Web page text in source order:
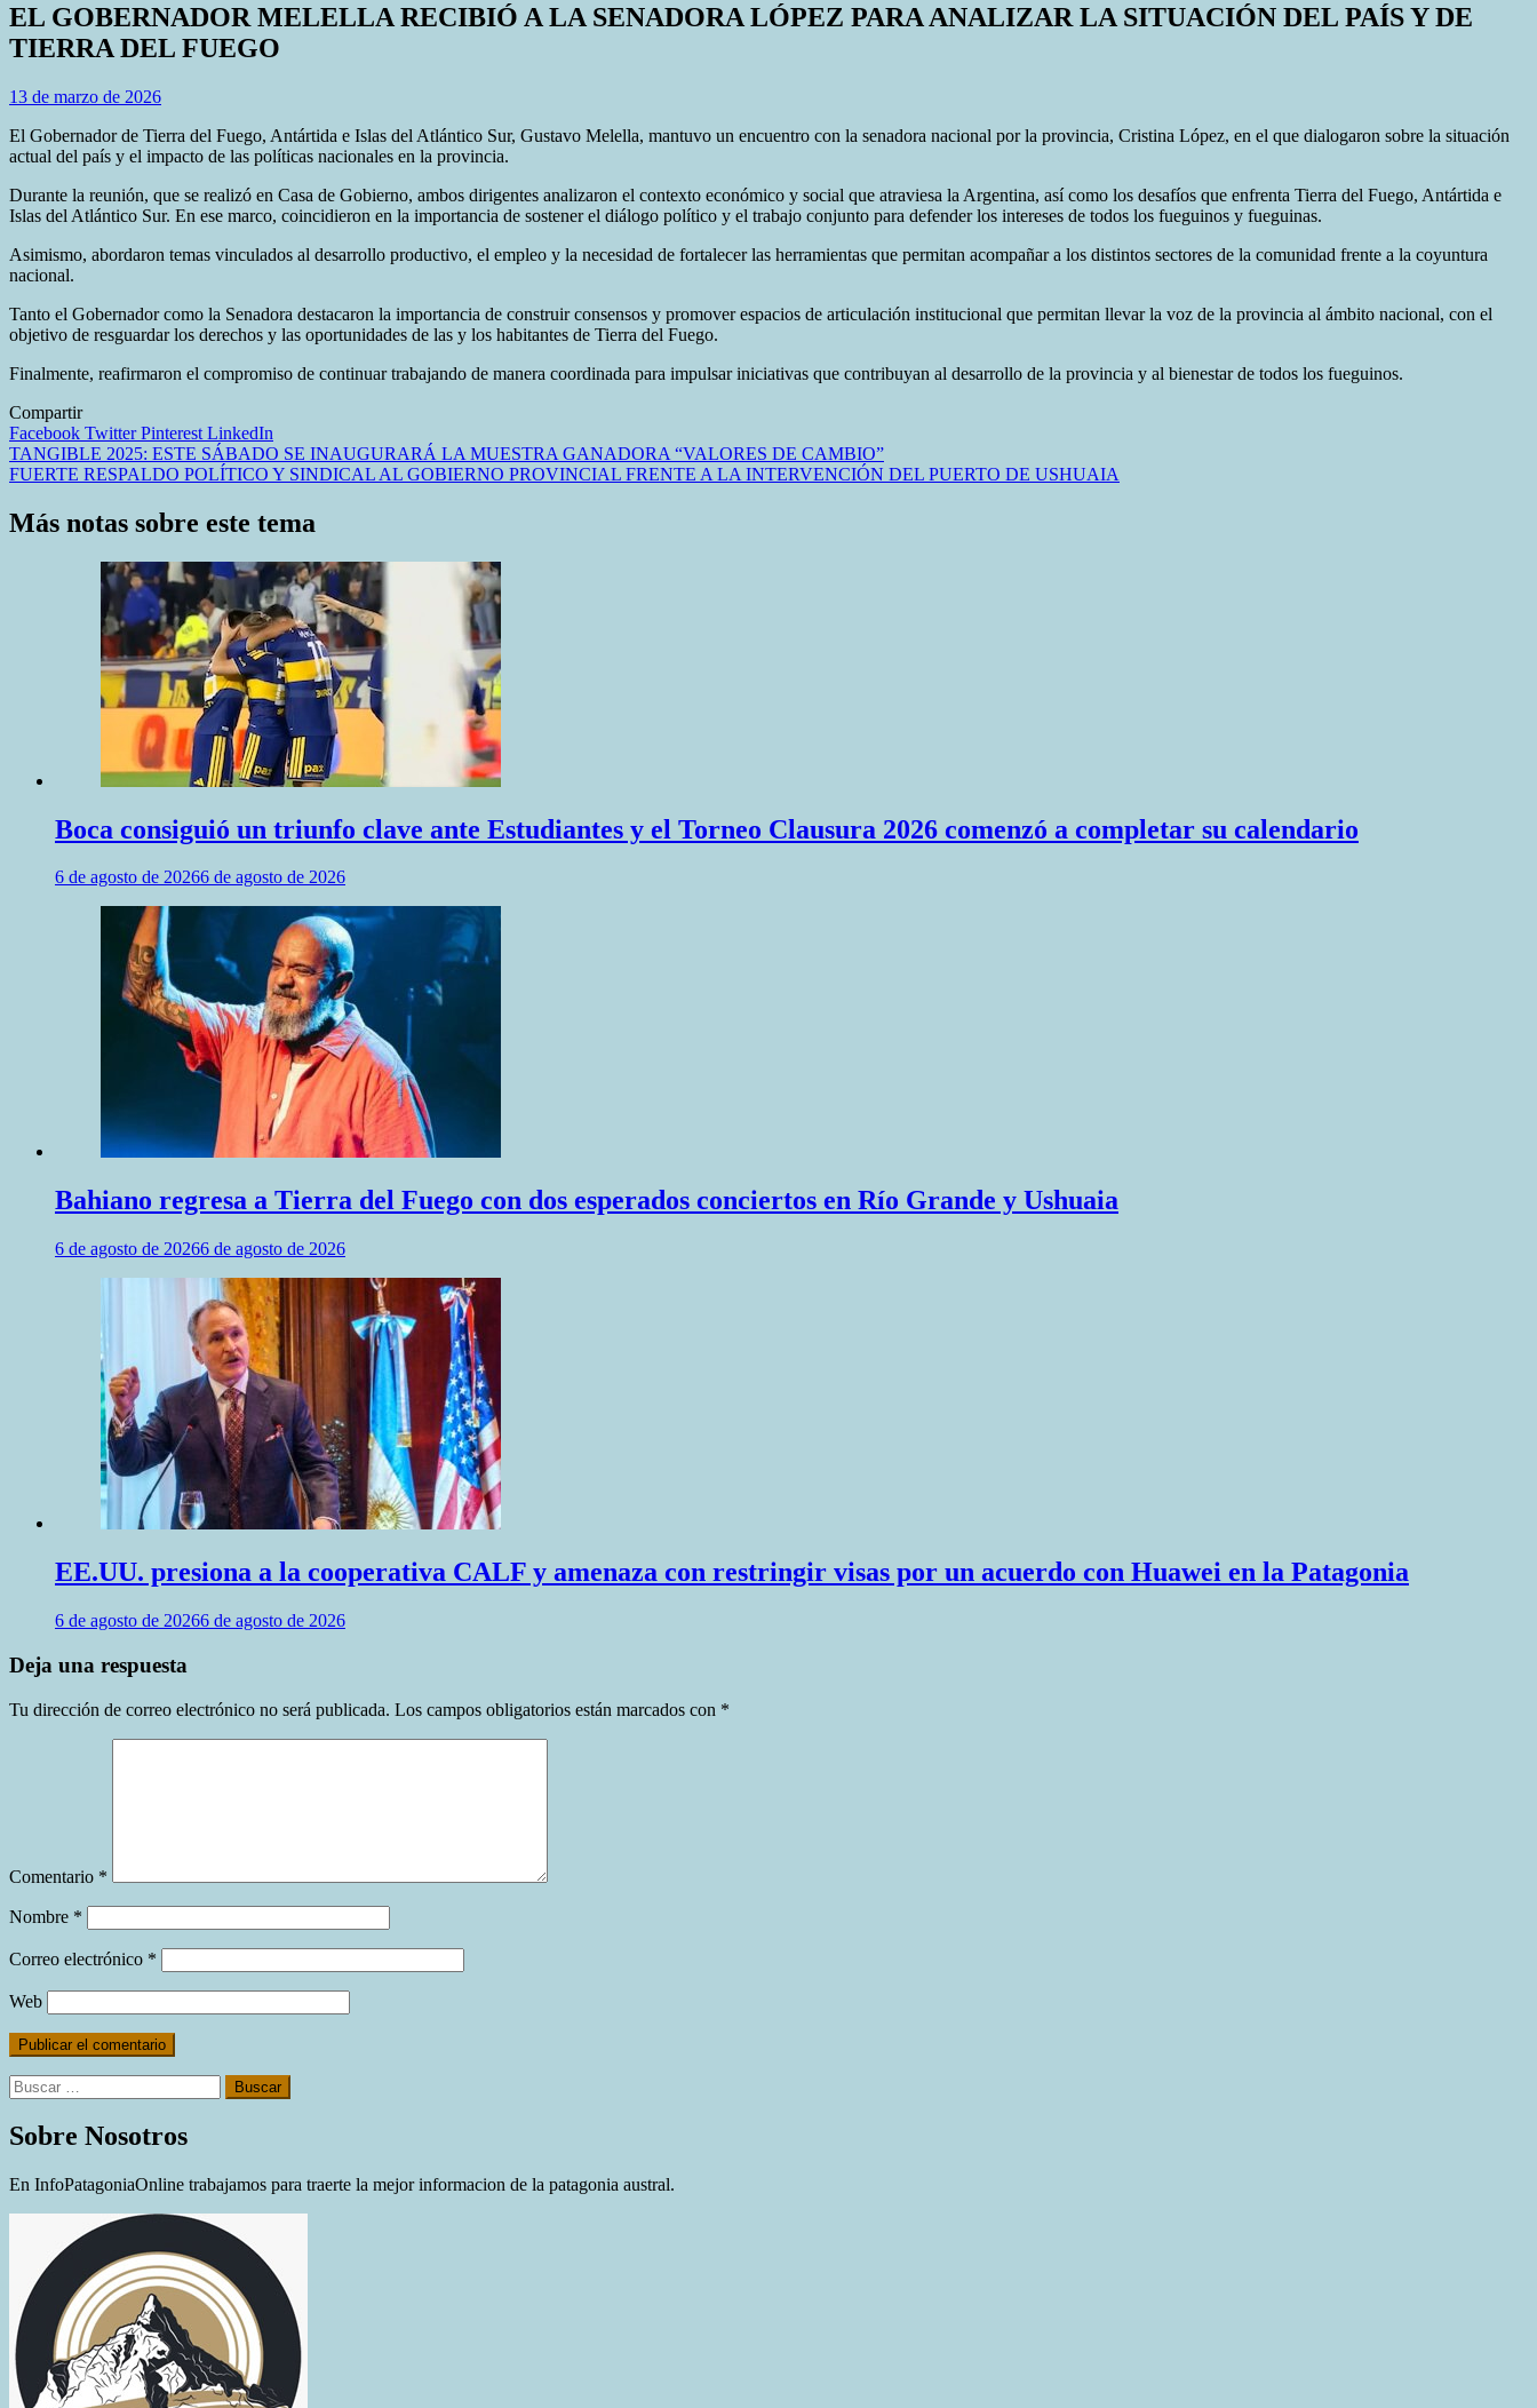
EL GOBERNADOR MELELLA RECIBIÓ A LA SENADORA LÓPEZ PARA ANALIZAR LA SITUACIÓN DEL PAÍS Y DE
TIERRA DEL FUEGO
13 de marzo de 2026
El Gobernador de Tierra del Fuego, Antártida e Islas del Atlántico Sur, Gustavo Melella, mantuvo un encuentro con la senadora nacional por la provincia, Cristina López, en el que dialogaron sobre la situación
actual del país y el impacto de las políticas nacionales en la provincia.
Durante la reunión, que se realizó en Casa de Gobierno, ambos dirigentes analizaron el contexto económico y social que atraviesa la Argentina, así como los desafíos que enfrenta Tierra del Fuego, Antártida e
Islas del Atlántico Sur. En ese marco, coincidieron en la importancia de sostener el diálogo político y el trabajo conjunto para defender los intereses de todos los fueguinos y fueguinas.
Asimismo, abordaron temas vinculados al desarrollo productivo, el empleo y la necesidad de fortalecer las herramientas que permitan acompañar a los distintos sectores de la comunidad frente a la coyuntura
nacional.
Tanto el Gobernador como la Senadora destacaron la importancia de construir consensos y promover espacios de articulación institucional que permitan llevar la voz de la provincia al ámbito nacional, con el
objetivo de resguardar los derechos y las oportunidades de las y los habitantes de Tierra del Fuego.
Finalmente, reafirmaron el compromiso de continuar trabajando de manera coordinada para impulsar iniciativas que contribuyan al desarrollo de la provincia y al bienestar de todos los fueguinos.
Compartir
Facebook TwitterPinterest LinkedIn
Navegación
de
entradas
TANGIBLE 2025: ESTE SÁBADO SE INAUGURARÁ LA MUESTRA GANADORA “VALORES DE CAMBIO”
FUERTE RESPALDO POLÍTICO Y SINDICAL AL GOBIERNO PROVINCIAL FRENTE A LA INTERVENCIÓN DEL PUERTO DE USHUAIA
Más notas sobre este tema
Boca consiguió un triunfo clave ante Estudiantes y el Torneo Clausura 2026 comenzó a completar su calendario
6 de agosto de 20266 de agosto de 2026
Bahiano regresa a Tierra del Fuego con dos esperados conciertos en Río Grande y Ushuaia
6 de agosto de 20266 de agosto de 2026
EE.UU. presiona a la cooperativa CALF y amenaza con restringir visas por un acuerdo con Huawei en la Patagonia
6 de agosto de 20266 de agosto de 2026
Deja una respuesta
Tu dirección de correo electrónico no será publicada. Los campos obligatorios están marcados con *
Comentario *
Nombre *
Correo electrónico *
Web
Buscar:
Sobre Nosotros
En InfoPatagoniaOnline trabajamos para traerte la mejor informacion de la patagonia austral.